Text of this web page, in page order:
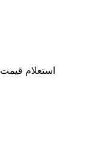
استعلام قیمت